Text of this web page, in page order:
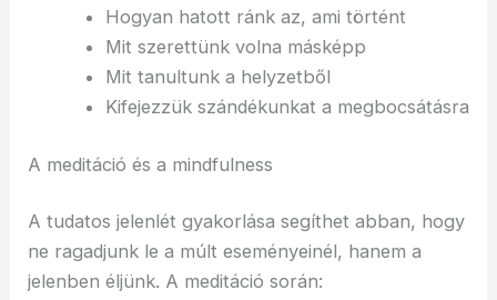
Hogyan hatott ránk az, ami történt
Mit szerettünk volna másképp
Mit tanultunk a helyzetből
Kifejezzük szándékunkat a megbocsátásra
A meditáció és a mindfulness
A tudatos jelenlét gyakorlása segíthet abban, hogy
ne ragadjunk le a múlt eseményeinél, hanem a
jelenben éljünk. A meditáció során: